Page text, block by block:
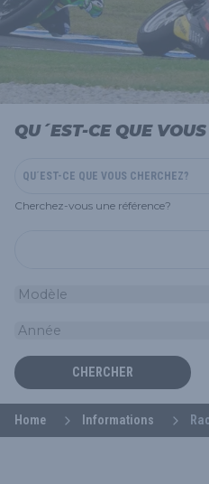
QU´EST-CE QUE
Cherchez-vous une référence?
CHERCHER
Home Informations